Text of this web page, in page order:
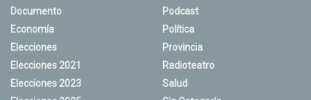
Documento
Economía
Elecciones
Elecciones 2021
Elecciones 2023
Podcast
Política
Provincia
Radioteatro
Salud